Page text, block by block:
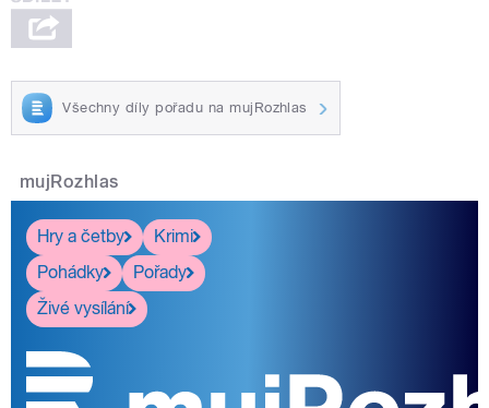
Všechny díly pořadu na mujRozhlas
mujRozhlas
Hry a četby
Krimi
Pohádky
Pořady
Živé vysílání